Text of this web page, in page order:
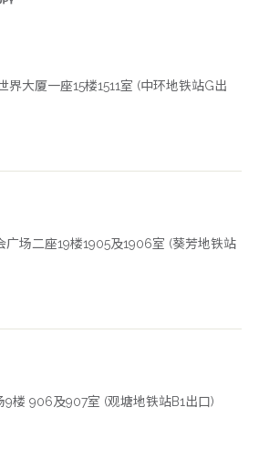
界大厦一座15楼1511室 (中环地铁站G出
广场二座19楼1905及1906室 (葵芳地铁站
楼 906及907室 (观塘地铁站B1出口)